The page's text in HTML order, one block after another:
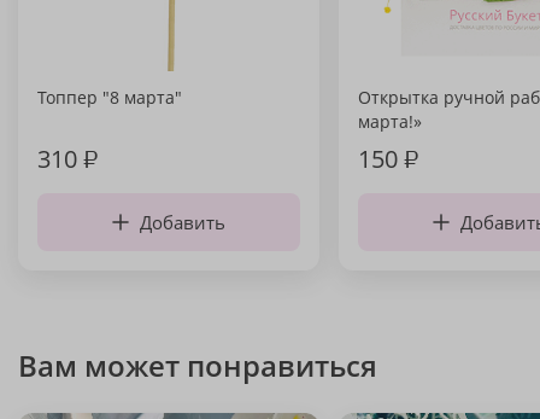
Топпер "8 марта"
310₽
Добавить
Открытка ручной
марта!»
150₽
Вам может понравиться